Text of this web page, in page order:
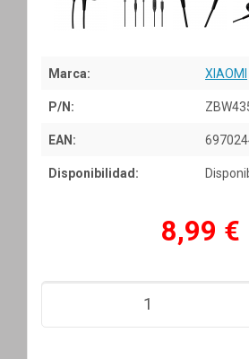
Marca: XIAOMI
P/N:
EAN:
Disponibilidad:
8,99 €